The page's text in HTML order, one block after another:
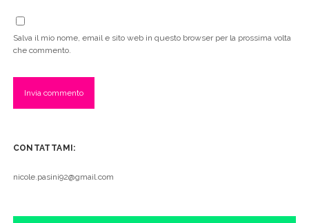
Salva il mio nome, email e sito web in questo browser per la prossima volta
che commento.
CONTATTAMI:
nicole.pasini92@gmail.com